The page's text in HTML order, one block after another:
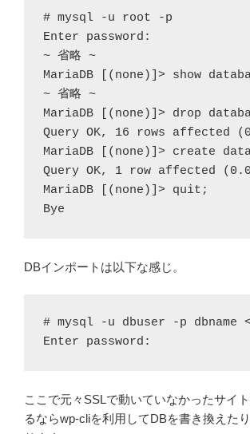
# mysql -u root -p
Enter password:
~ 省略 ~
MariaDB [(none)]> show
~ 省略 ~
MariaDB [(none)]> drop
Query OK, 16 rows affected
MariaDB [(none)]> create
Query OK, 1 row affected
MariaDB [(none)]> quit;
Bye
DBインポートは以下な感じ。
# mysql -u dbuser -p dbname <
Enter password:
ここで元々SSLで動いていなかったサイ
るならwp-cliを利用してDBを書き換えた